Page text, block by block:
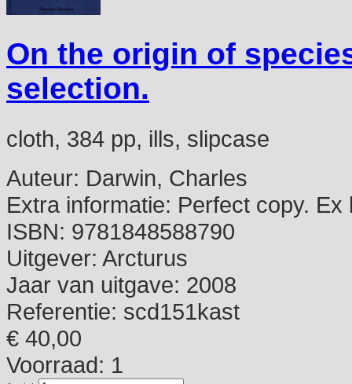
On the origin of
selection.
cloth, 384 pp, ills, slipcase
Auteur: Darwin, Charles
Extra informatie: Perfect copy. Ex
ISBN: 9781848588790
Uitgever: Arcturus
Jaar van uitgave: 2008
Referentie: scd151kast
€ 40,00
Voorraad: 1